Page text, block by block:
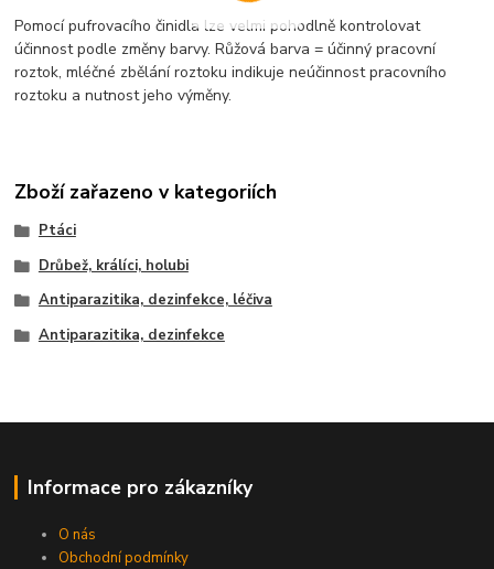
Pomocí pufrovacího činidla lze velmi pohodlně kontrolovat
účinnost podle změny barvy. Růžová barva = účinný pracovní
roztok, mléčné zbělání roztoku indikuje neúčinnost pracovního
roztoku a nutnost jeho výměny.
Zboží zařazeno v kategoriích
Ptáci
Drůbež, králíci, holubi
Antiparazitika, dezinfekce, léčiva
Antiparazitika, dezinfekce
Informace pro zákazníky
O nás
Obchodní podmínky